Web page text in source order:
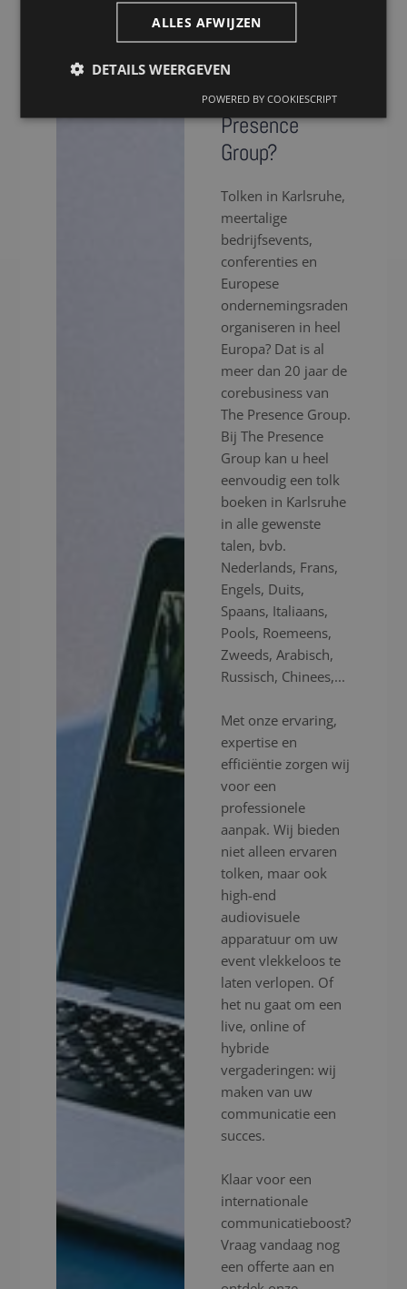
Waarom kiezen
voor een tolk
in Karlsruhe
via The
Presence
Group?
Tolken in Karlsruhe,
meertalige
bedrijfsevents,
conferenties en
Europese
ondernemingsraden
organiseren in heel
Europa? Dat is al
meer dan 20 jaar de
corebusiness van
The Presence Group.
Bij The Presence
Group kan u heel
eenvoudig een tolk
boeken in Karlsruhe
in alle gewenste
talen, bvb.
Nederlands, Frans,
Engels, Duits,
Spaans, Italiaans,
Pools, Roemeens,
Zweeds, Arabisch,
Russisch, Chinees,...
Met onze ervaring,
expertise en
efficiëntie zorgen wij
voor een
professionele
aanpak. Wij bieden
niet alleen ervaren
tolken, maar ook
high-end
audiovisuele
apparatuur om uw
event vlekkeloos te
laten verlopen. Of
het nu gaat om een
live, online of
hybride
vergaderingen: wij
maken van uw
communicatie een
succes.
Klaar voor een
internationale
communicatieboost?
Vraag vandaag nog
een offerte aan en
ALLES AFWIJZEN
DETAILS WEERGEVEN
POWERED BY COOKIESCRIPT